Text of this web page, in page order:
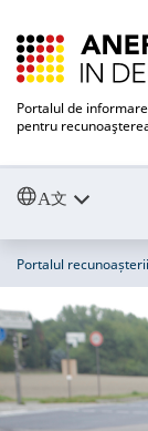
Portalul de
pentru
Portalul recunoașterii